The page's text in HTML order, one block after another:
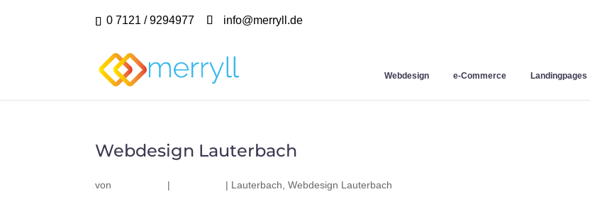
0 7121 / 9294977 info@merryll.de
Webdesign e-Commerce Landingpages
Webdesign Lauterbach
von | | Lauterbach ,Webdesign Lauterbach